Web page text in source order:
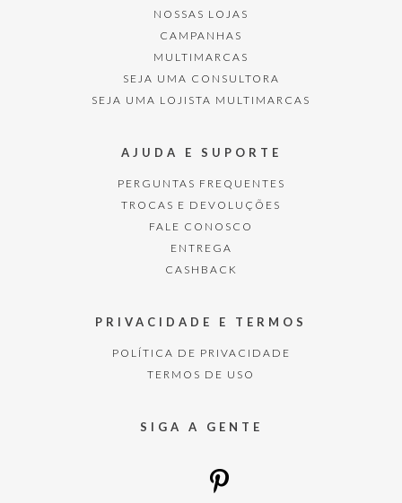
NOSSAS LOJAS
CAMPANHAS
MULTIMARCAS
SEJA UMA CONSULTORA
SEJA UMA LOJISTA MULTIMARCAS
AJUDA E SUPORTE
PERGUNTAS FREQUENTES
TROCAS E DEVOLUÇÕES
FALE CONOSCO
ENTREGA
CASHBACK
PRIVACIDADE E TERMOS
POLÍTICA DE PRIVACIDADE
TERMOS DE USO
SIGA A GENTE